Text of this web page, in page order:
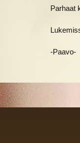
Parhaat
-Paavo-